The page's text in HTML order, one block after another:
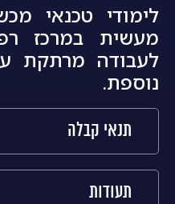
לימודי טכנאי
מעשית במרכז
לעבודה מרתקת
נוספת.
תנאי קבלה
תעודות